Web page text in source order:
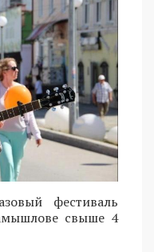
фестиваль
свыше 4